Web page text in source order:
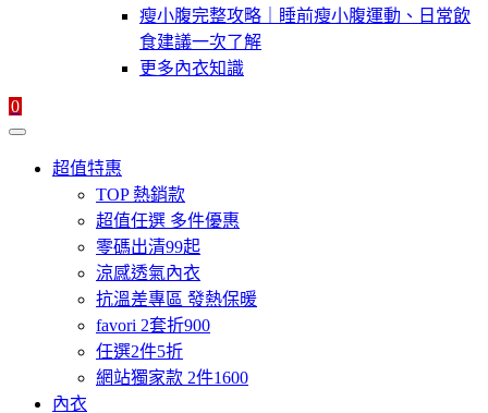
瘦小腹完整攻略｜睡前瘦小腹運動、日常飲
食建議一次了解
更多內衣知識
0
超值特惠
TOP 熱銷款
超值任選 多件優惠
零碼出清99起
涼感透氣內衣
抗溫差專區 發熱保暖
favori 2套折900
任選2件5折
網站獨家款 2件1600
內衣